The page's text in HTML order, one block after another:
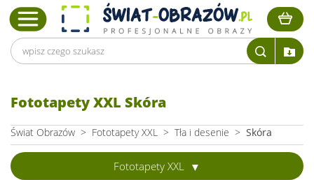
Fototapety XXL Skóra
Świat Obrazów > Fototapety XXL > Tła i desenie > Skóra
Fototapety XXL